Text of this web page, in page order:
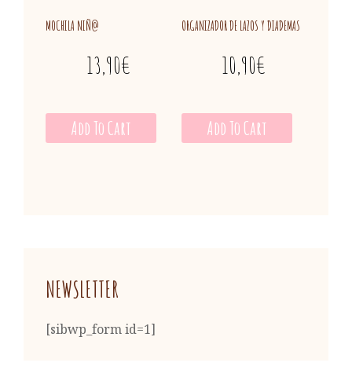
MOCHILA NIÑ@
13,90€
Add To Cart
ORGANIZADOR DE LAZOS Y DIADEMAS
10,90€
Add To Cart
NEWSLETTER
[sibwp_form id=1]